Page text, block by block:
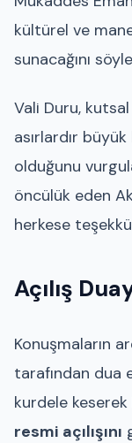
kültürel ve
sunacağını
Vali Duru,
asırlardır
olduğunu
öncülük eden
herkese
Açılış
Konuşmaların
tarafından dua
kurdele keserek
resmi açılışını